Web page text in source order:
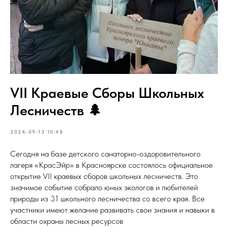
VII Краевые Сборы Школьных
Лесничеств 🌲
2024-09-13 10:48
Сегодня на базе детского санаторно-оздоровительного
лагеря «КрасЭйр» в Красноярске состоялось официальное
открытие VII краевых сборов школьных лесничеств. Это
значимое событие собрало юных экологов и любителей
природы из 31 школьного лесничества со всего края. Все
участники имеют желание развивать свои знания и навыки в
области охраны лесных ресурсов